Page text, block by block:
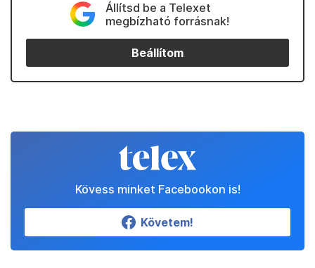
Állítsd be a Telexet
megbízható forrásnak!
Beállítom
Kövess minket Facebookon is!
Követem!